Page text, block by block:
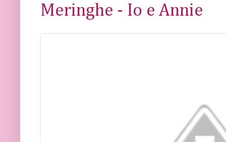
Meringhe - Io e Annie